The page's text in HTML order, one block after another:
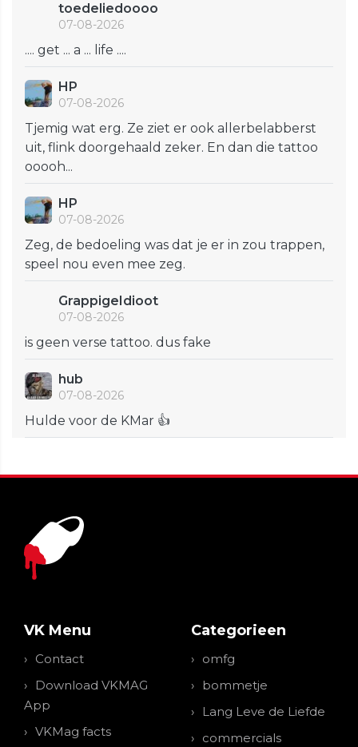
toedeliedoooo
07-08-2026
.... get ... a ... life ....
HP
07-08-2026
Tjemig wat erg. Ze ziet er ook allerbelabberst
uit, flink doorgehaald zeker. En dan die tattoo
ooooh...
HP
07-08-2026
Zeg, de bedoeling was dat je er in zou trappen,
speel nou even mee zeg.
GrappigeIdioot
07-08-2026
is geen verse tattoo. dus fake
hub
07-08-2026
Hulde voor de KMar 👍
VK Menu
Contact
Download VKMAG
App
VKMag facts
Categorieen
omfg
bommetje
Lang Leve de Liefde
commercials